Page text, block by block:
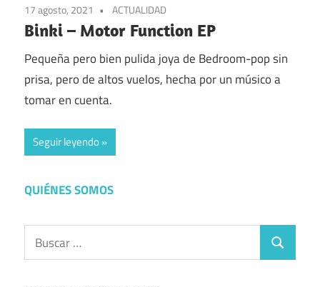
17 agosto, 2021 ACTUALIDAD
Binki – Motor Function EP
Pequeña pero bien pulida joya de Bedroom-pop sin
prisa, pero de altos vuelos, hecha por un músico a
tomar en cuenta.
Seguir leyendo
QUIÉNES SOMOS
Buscar:
Buscar